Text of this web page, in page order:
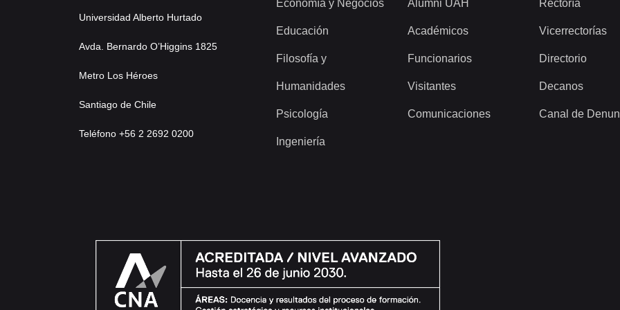
Universidad Alberto Hurtado
Avda. Bernardo O’Higgins 1825
Metro Los Héroes
Santiago de Chile
Teléfono +56 2 2692 0200
Economía y Negocios
Educación
Filosofía y
Humanidades
Psicología
Ingeniería
Alumni UAH
Académicos
Funcionarios
Visitantes
Comunicaciones
Rectoría
Vicerrectorías
Directorio
Decanos
Canal de